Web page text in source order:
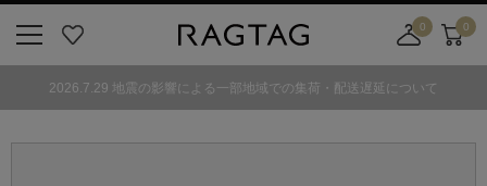
気
0
舗
0
2026.7.29 地震の影響による一部地域での集荷・配送遅延について